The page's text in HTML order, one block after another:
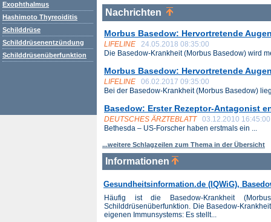
Nachrichten
Morbus Basedow: Hervortretende
LIFELINE
24.05.2018 08:35:00
Die Basedow-Krankheit (Morbus Basedow) wird
Morbus Basedow: Hervortretende
LIFELINE
06.02.2017 09:35:00
Bei der Basedow-Krankheit (Morbus Basedow)
Basedow: Erster Rezeptor-Antagonist
DEUTSCHES ÄRZTEBLATT
03.12.2010 16:45:00
Bethesda – US-Forscher haben erstmals ein ...
...weitere Schlagzeilen zum Thema in der Übersicht
Informationen
Gesundheitsinformation.de (IQWiG),
Häufig ist die Basedow-Krankheit
Schilddrüsenüberfunktion. Die Basedow-
eigenen Immunsystems: Es stellt...
Exophthalmus
Hashimoto Thyreoiditis
Schilddrüse
Schilddrüsenentzündung
Schilddrüsenüberfunktion